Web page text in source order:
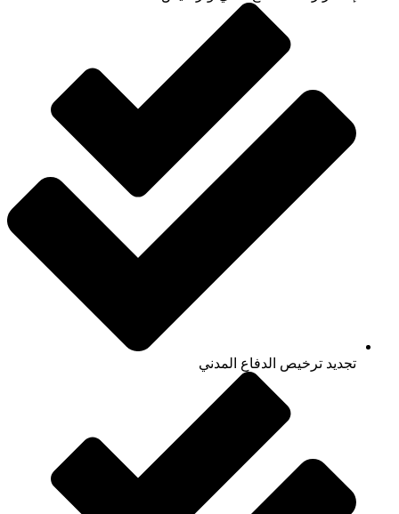
تجديد ترخيص الدفاع المدني